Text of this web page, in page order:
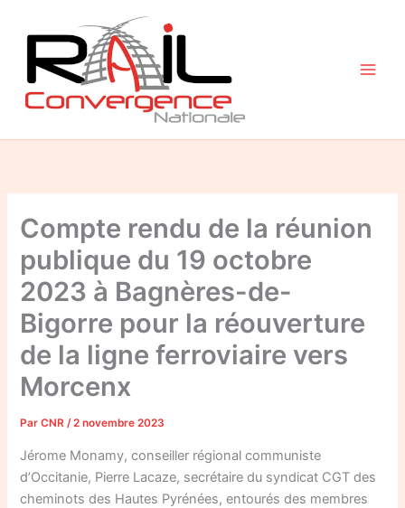
contenu
Compte rendu de la réunion
publique du 19 octobre
2023 à Bagnères-de-
Bigorre pour la réouverture
de la ligne ferroviaire vers
Morcenx
ParCNR/2 novembre 2023
Jérome Monamy, conseiller régional communiste
d’Occitanie, Pierre Lacaze, secrétaire du syndicat CGT des
cheminots des Hautes Pyrénées, entourés des membres